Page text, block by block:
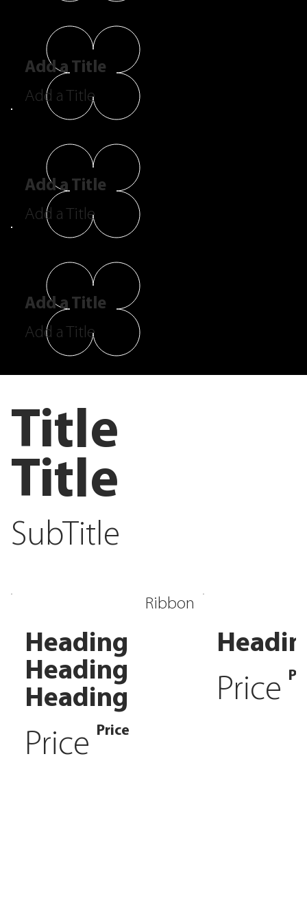
Add a Title
Add a Title
Add a Title
Add a Title
Add a Title
Add a Title
Title
Title
SubTitle
Ribbon
Heading
Heading
Heading
Price Price
Price